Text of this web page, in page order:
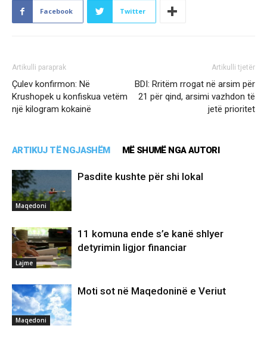
Facebook Twitter
Artikulli paraprak
Çulev konfirmon: Në
Krushopek u konfiskua vetëm
një kilogram kokainë
Artikulli tjetër
BDI: Rritëm rrogat në arsim për
21 për qind, arsimi vazhdon të
jetë prioritet
ARTIKUJ TË NGJASHËM MË SHUMË NGA AUTORI
Maqedoni
Pasdite kushte për shi lokal
Lajme
11 komuna ende s’e kanë shlyer
detyrimin ligjor financiar
Maqedoni
Moti sot në Maqedoninë e Veriut